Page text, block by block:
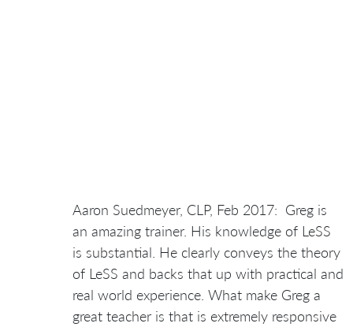
Aaron Suedmeyer, CLP, Feb 2017: Greg is
an amazing trainer. His knowledge of LeSS
is substantial. He clearly conveys the theory
of LeSS and backs that up with practical and
real world experience. What make Greg a
great teacher is that is extremely responsive